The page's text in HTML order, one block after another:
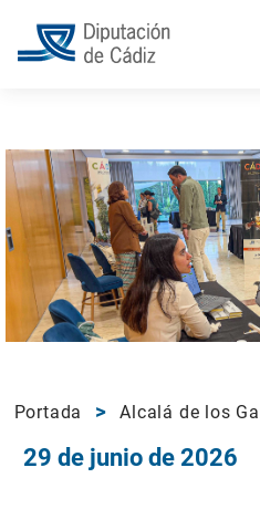
Portada Alcalá de los
29 de junio de 2026